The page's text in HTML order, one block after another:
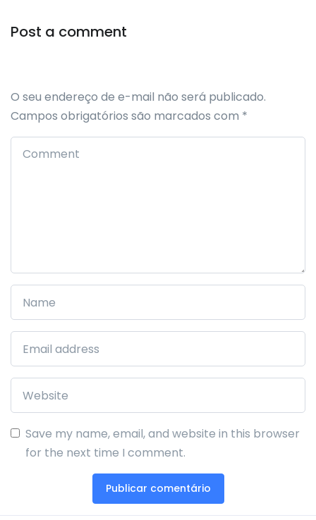
Post a comment
O seu endereço de e-mail não será publicado.
Campos obrigatórios são marcados com *
Save my name, email, and website in this browser
for the next time I comment.